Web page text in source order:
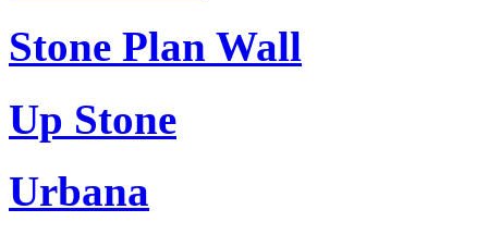
Stone Plan Wall
Up Stone
Urbana